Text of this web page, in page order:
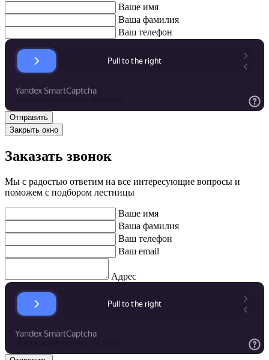
Ваше имя
Ваша фамилия
Ваш телефон
Закрыть окно
Заказать звонок
Мы с радостью ответим на все интересующие вопросы и
поможем с подбором лестницы
Ваше имя
Ваша фамилия
Ваш телефон
Ваш email
Адрес